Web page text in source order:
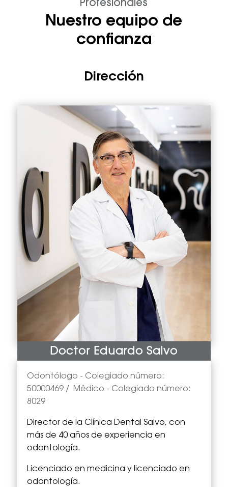
Profesionales
Nuestro equipo de
confianza
Dirección
Doctor Eduardo Salvo
Odontólogo - Colegiado número:
50000469/ Médico - Colegiado número:
8029
Director de la Clínica Dental Salvo, con
más de 40 años de experiencia en
odontología.
Licenciado en medicina y licenciado en
odontología.